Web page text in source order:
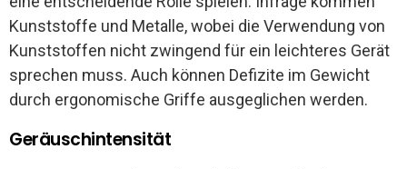
Kunststoffe und Metalle, wobei die Verwendung von
Kunststoffen nicht zwingend für ein leichteres Gerät
sprechen muss. Auch können Defizite im Gewicht
durch ergonomische Griffe ausgeglichen werden.
Geräuschintensität